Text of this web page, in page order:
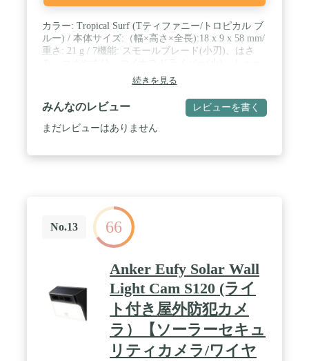
カラー: Tropical Surf (Tティファニー/トロピカル ブ
ルー) / 本体サイズ:（幅×高さ×全長):18 x 9 x 58 mm/
重さ: 21 g / 7機能: スモールブレード(小刃)、はさ
スピック(つまようじ)、ピンセット、キーリング /
素材: ステンレススチール、セリドール樹脂 / 画像
の色味はご覧になる環境(PCモニターやスマホ画
面、ブラウザ等)や撮影時の光加減等により、実際
の商品色味と若干異なる場合がございます。また各
続きを見る
みんなのレビュー レビューを書く
まだレビューはありません
No.13 66
Anker Eufy Solar Wall
Light Cam S120 (ライ
ト付き屋外防犯カメ
ラ）【ソーラーセキュ
リティカメラ/ワイヤ